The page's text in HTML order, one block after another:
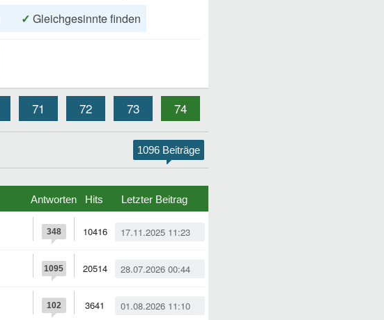
✓ Gleichgesinnte finden
71 72 73 74
1096 Beiträge
Hits
Antworten Letzter Beitrag
17.11.2025 11:23
10416
348
28.07.2026 00:44
20514
1095
01.08.2026 11:10
3641
102